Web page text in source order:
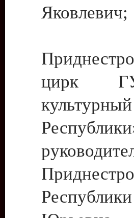
Яковлевич;
цирк ГУ